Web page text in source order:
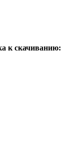
к скачиванию: